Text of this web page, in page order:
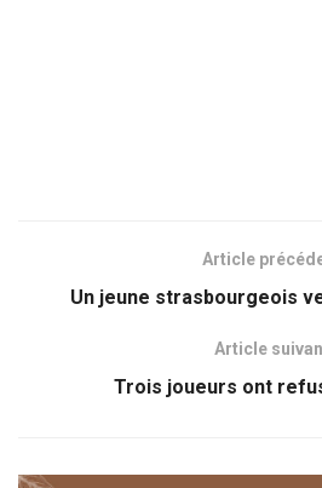
Article
Un jeune strasbourgeois
Article
Trois joueurs ont